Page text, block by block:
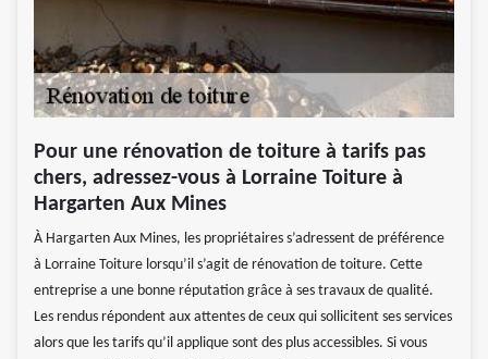
Pour une rénovation de toiture à tarifs pas
chers, adressez-vous à Lorraine Toiture à
Hargarten Aux Mines
À Hargarten Aux Mines, les propriétaires s’adressent de préférence
à Lorraine Toiture lorsqu’il s’agit de rénovation de toiture. Cette
entreprise a une bonne réputation grâce à ses travaux de qualité.
Les rendus répondent aux attentes de ceux qui sollicitent ses services
alors que les tarifs qu’il applique sont des plus accessibles. Si vous